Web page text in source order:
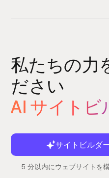
私たちの力
ださい
AI サイトビ
サイトビルダ
5 分以内にウェブサイトを